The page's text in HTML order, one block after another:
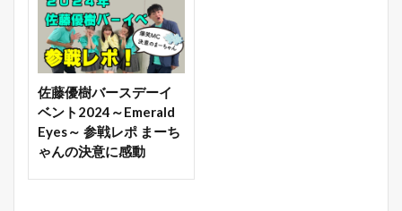
佐藤優樹バースデーイ
ベント2024～Emerald
Eyes～ 参戦レポ まーち
ゃんの決意に感動